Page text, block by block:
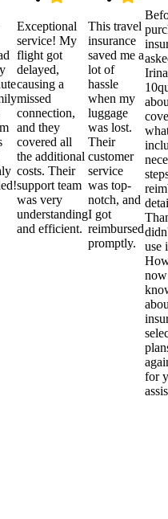
Exceptional
service! My
flight got
delayed,
causing a
missed
connection,
and they
covered all
the additional
costs. Their
support team
was very
understanding
and efficient.
This travel
insurance
saved me a
lot of
hassle
when my
luggage
was lost.
Their
customer
service
was top-
notch, and
I got
reimbursed
promptly.
use
for